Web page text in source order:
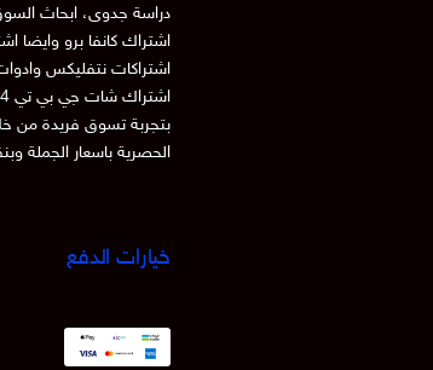
دراسة جدوى، ابحاث
اشتراك كانفا برو وايضا
اشتراكات نتفليكس
بتجربة تسوق فريدة من
الحصرية باسعار الجملة
خيارات الدفع